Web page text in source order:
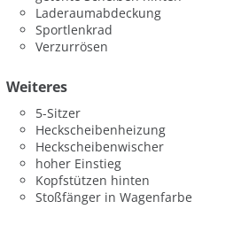
Laderaumabdeckung
Sportlenkrad
Verzurrösen
Weiteres
5-Sitzer
Heckscheibenheizung
Heckscheibenwischer
hoher Einstieg
Kopfstützen hinten
Stoßfänger in Wagenfarbe